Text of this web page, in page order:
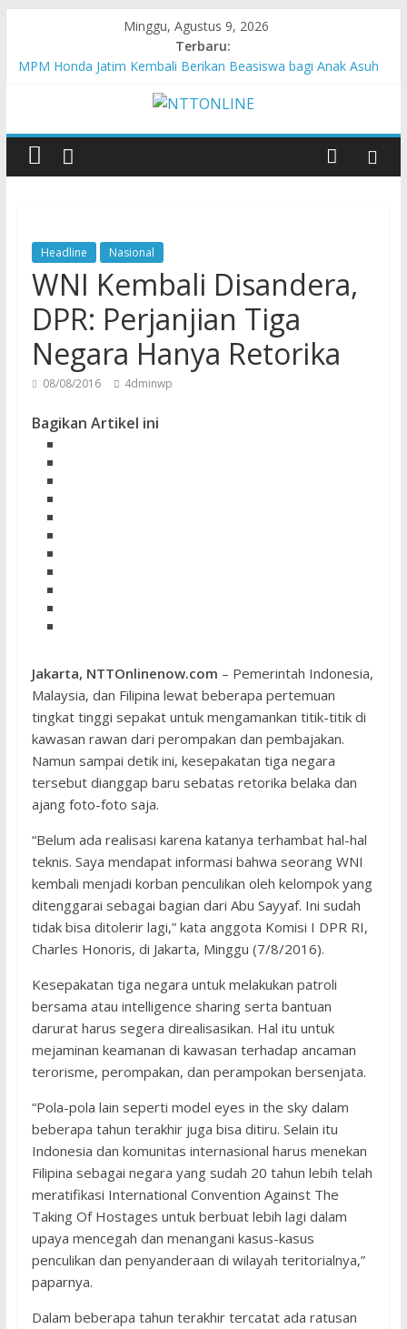
Minggu, Agustus 9, 2026
Terbaru:
MPM Honda Jatim Kembali Berikan Beasiswa bagi Anak Asuh
MPM Honda Jatim Bersama YBSI Berikan Pemeriksaan dan
Cross Border, Belu Garda Terdepan NKRI, Harus Jadi Pusat
Pertumbuhan Pariwisata
Headline Nasional
WNI Kembali Disandera,
DPR: Perjanjian Tiga
Negara Hanya Retorika
08/08/2016 4dminwp
Bagikan Artikel ini
Jakarta, NTTOnlinenow.com – Pemerintah Indonesia,
Malaysia, dan Filipina lewat beberapa pertemuan
tingkat tinggi sepakat untuk mengamankan titik-titik di
kawasan rawan dari perompakan dan pembajakan.
Namun sampai detik ini, kesepakatan tiga negara
tersebut dianggap baru sebatas retorika belaka dan
ajang foto-foto saja.
“Belum ada realisasi karena katanya terhambat hal-hal
teknis. Saya mendapat informasi bahwa seorang WNI
kembali menjadi korban penculikan oleh kelompok yang
ditenggarai sebagai bagian dari Abu Sayyaf. Ini sudah
tidak bisa ditolerir lagi,” kata anggota Komisi I DPR RI,
Charles Honoris, di Jakarta, Minggu (7/8/2016).
Kesepakatan tiga negara untuk melakukan patroli
bersama atau intelligence sharing serta bantuan
darurat harus segera direalisasikan. Hal itu untuk
mejaminan keamanan di kawasan terhadap ancaman
terorisme, perompakan, dan perampokan bersenjata.
“Pola-pola lain seperti model eyes in the sky dalam
beberapa tahun terakhir juga bisa ditiru. Selain itu
Indonesia dan komunitas internasional harus menekan
Filipina sebagai negara yang sudah 20 tahun lebih telah
meratifikasi International Convention Against The
Taking Of Hostages untuk berbuat lebih lagi dalam
upaya mencegah dan menangani kasus-kasus
penculikan dan penyanderaan di wilayah teritorialnya,”
paparnya.
Dalam beberapa tahun terakhir tercatat ada ratusan